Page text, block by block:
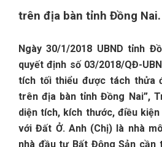
trên địa bàn tỉnh Đồng Nai.
Ngày 30/1/2018 UBND tỉnh
quyết định số 03/2018/QĐ-
tích tối thiểu được tách thửa
trên địa bàn tỉnh Đồng Nai”,
diện tích, kích thước, điều
với Đất Ở. Anh (Chị) là nhà
nhà đầu tư Bất Động Sản cần